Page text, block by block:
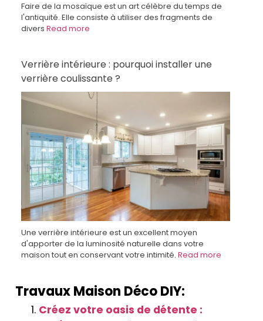
Faire de la mosaïque est un art célèbre du temps de
l'antiquité. Elle consiste à utiliser des fragments de
divers Read more
Verrière intérieure : pourquoi installer une
verrière coulissante ?
Une verrière intérieure est un excellent moyen
d'apporter de la luminosité naturelle dans votre
maison tout en conservant votre intimité. Read more
Travaux Maison Déco DIY:
Créez votre oasis de détente :